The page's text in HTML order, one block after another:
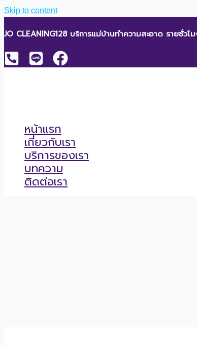
Skip to content
JO CLEANING128 บริการแม่บ้านทำความสะอาด รายชั่วโ
หน้าแรก
เกี่ยวกับเรา
บริการของเรา
บทความ
ติดต่อเรา